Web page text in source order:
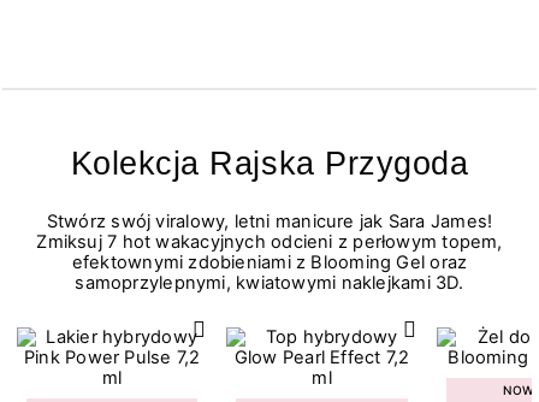
Kolekcja Rajska Przygoda
Stwórz swój viralowy, letni manicure jak Sara James!
Zmiksuj 7 hot wakacyjnych odcieni z perłowym topem,
efektownymi zdobieniami z Blooming Gel oraz
samoprzylepnymi, kwiatowymi naklejkami 3D.